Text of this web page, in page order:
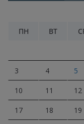
ПН
ВТ
3 4 5
10 11 12
17 18 19